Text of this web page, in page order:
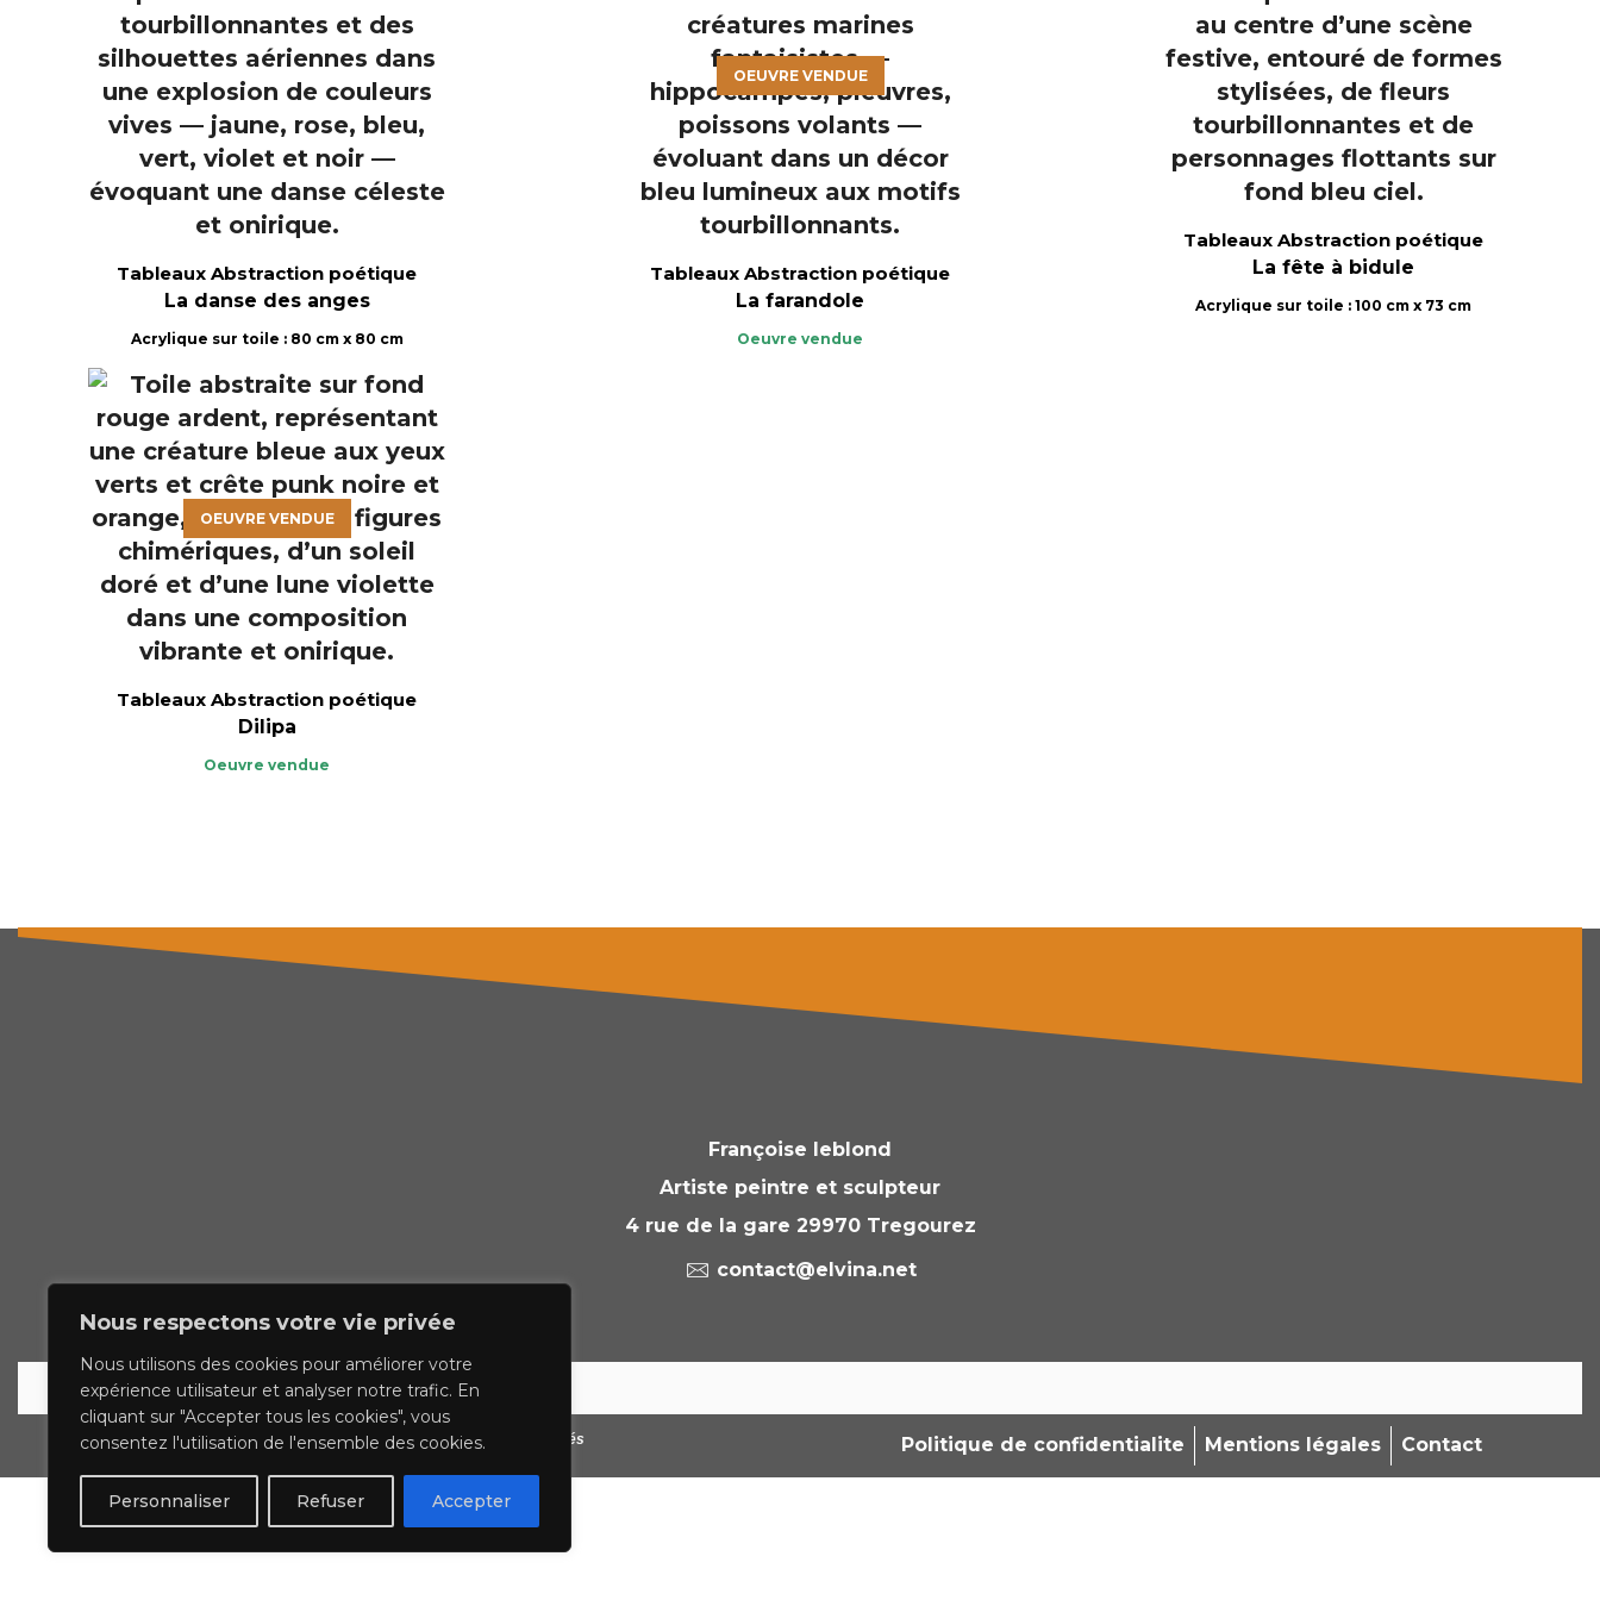
Nous respectons votre vie privée
Nous utilisons des cookies pour améliorer votre
expérience utilisateur et analyser notre trafic. En
cliquant sur "Accepter tous les cookies", vous
consentez l'utilisation de l'ensemble des cookies.
Personnaliser Refuser Accepter
Tableaux Abstraction poétique
La danse des anges
Acrylique sur toile : 80 cm x 80 cm
OEUVRE VENDUE
Tableaux Abstraction poétique
La farandole
Oeuvre vendue
Tableaux Abstraction poétique
La fête à bidule
Acrylique sur toile : 100 cm x 73 cm
OEUVRE VENDUE
Tableaux Abstraction poétique
Dilipa
Oeuvre vendue
Françoise leblond
Artiste peintre et sculpteur
4 rue de la gare 29970 Tregourez
contact@elvina.net
© 2023 francoise leblond.com - tous droits réservés Politique de confidentialite Mentions légales Contact